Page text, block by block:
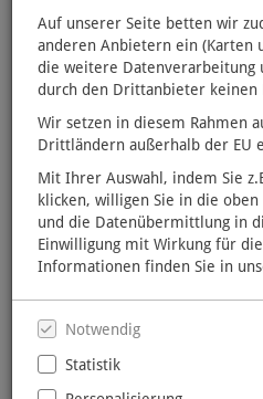
Auf unserer Seite betten wir
anderen Anbietern ein (Karten
die weitere Datenverarbeitung
durch den Drittanbieter keinen
Wir setzen in diesem Rahmen
Drittländern außerhalb der EU
Mit Ihrer Auswahl, indem Sie
klicken, willigen Sie in die oben
und die Datenübermittlung in
Einwilligung mit Wirkung für
Informationen finden Sie in
Notwendig
Statistik
Bei uns finden Sie Romane,
Kinderbücher, eBooks,
vieles mehr.
Bestellung portofrei nach Hause
Abholung in unsere
noch etwas Gutes für die
klimafreundlichen
Buchhandlung geliefert.
Wir wünschen Ihnen viel Spaß
Aktuelles aus